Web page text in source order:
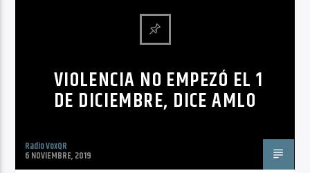
VIOLENCIA NO EMPEZÓ EL 1
DE DICIEMBRE, DICE AMLO
Radio VoxQR
6 NOVIEMBRE, 2019